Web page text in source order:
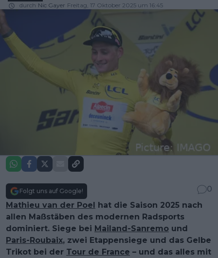
durch Nic Gayer Freitag, 17 Oktober 2025 um 16:45
Folgt uns auf Google!
0
Mathieu van der Poel hat die Saison 2025 nach
allen Maßstäben des modernen Radsports
dominiert. Siege bei Mailand-Sanremo und
Paris-Roubaix, zwei Etappensiege und das Gelbe
Trikot bei der Tour de France – und das alles mit